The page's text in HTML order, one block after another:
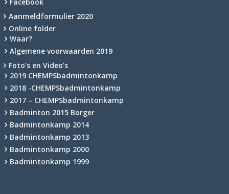
Facebook
Aanmeldformulier 2020
Online folder
Waar?
Algemene voorwaarden 2019
Foto’s en Video’s
2019 CHEMPSbadmintonkamp
2018 -CHEMPSbadmintonkamp
2017 – CHEMPSbadmintonkamp
Badminton 2015 Borger
Badmintonkamp 2014
Badmintonkamp 2013
Badmintonkamp 2000
Badmintonkamp 1999